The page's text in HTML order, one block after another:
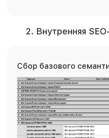
2. Внутренняя
Сбор базового